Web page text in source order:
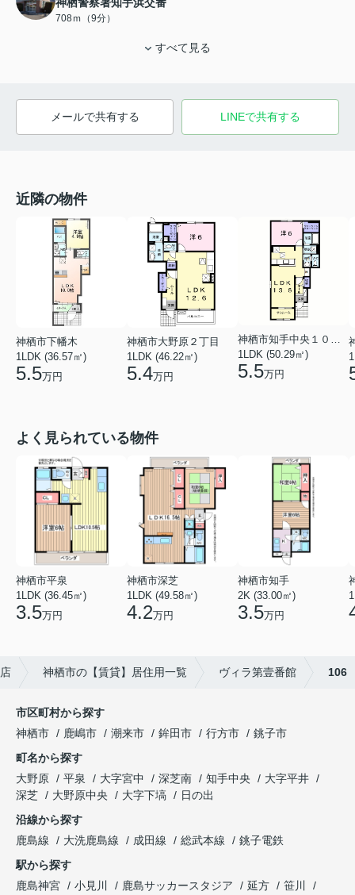
708ｍ（9分）
すべて見る
メールで共有する LINEで共有する
近隣の物件
神栖市下幡木
1LDK (36.57㎡)
5.5万円
神栖市大野原２丁目
1LDK (46.22㎡)
5.4万円
1LDK (50.29㎡)
5.5万円
よく見られている物件
神栖市平泉
1LDK (36.45㎡)
3.5万円
神栖市深芝
1LDK (49.58㎡)
4.2万円
神栖市知手
2K (33.00㎡)
3.5万円
神栖市の【賃貸】居住用一覧 ヴィラ第壹番館 106
市区町村から探す
神栖市
鹿嶋市 潮来市 鉾田市 行方市
銚子市
町名から探す
大野原
平泉 大字宮中 深芝南 知手中央
大字平井
深芝
大野原中央 大字下塙
日の出
沿線から探す
鹿島線
大洗鹿島線 成田線 総武本線
銚子電鉄
駅から探す
鹿島神宮
小見川 鹿島サッカースタジア 延方
笹川